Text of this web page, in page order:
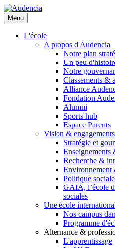
Aller
au
contenu
principal
Menu
L'école
A propos d'Audencia
Notre plan
Un peu
Notre
Classements &
Alliance
Fondation
Alumni
Sports hub
Espace Parents
Vision &
Stratégie et
Recherche &
Environnement
Politique
GAIA, l’école
sociales
Une école
Nos campus
Programme
Alternance &
L'apprentissage